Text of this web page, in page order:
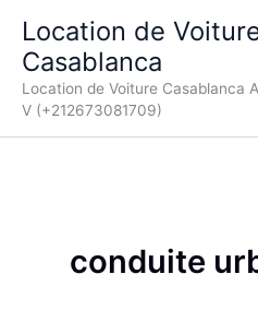
contenu
Location de
Casablanca
Location de Voiture Casablanca
V (+212673081709)
conduite